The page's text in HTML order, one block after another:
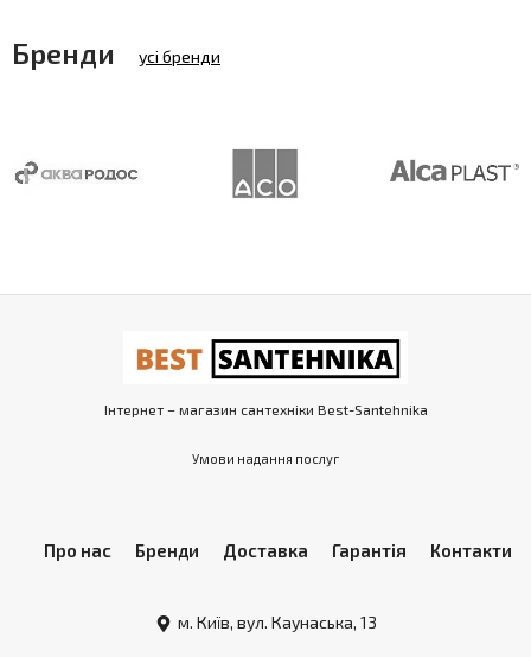
Бренди усі бренди
Інтернет – магазин сантехніки Best-Santehnika
Умови надання послуг
Про нас Бренди Доставка Гарантія Контакти
м. Київ, вул. Каунаська, 13